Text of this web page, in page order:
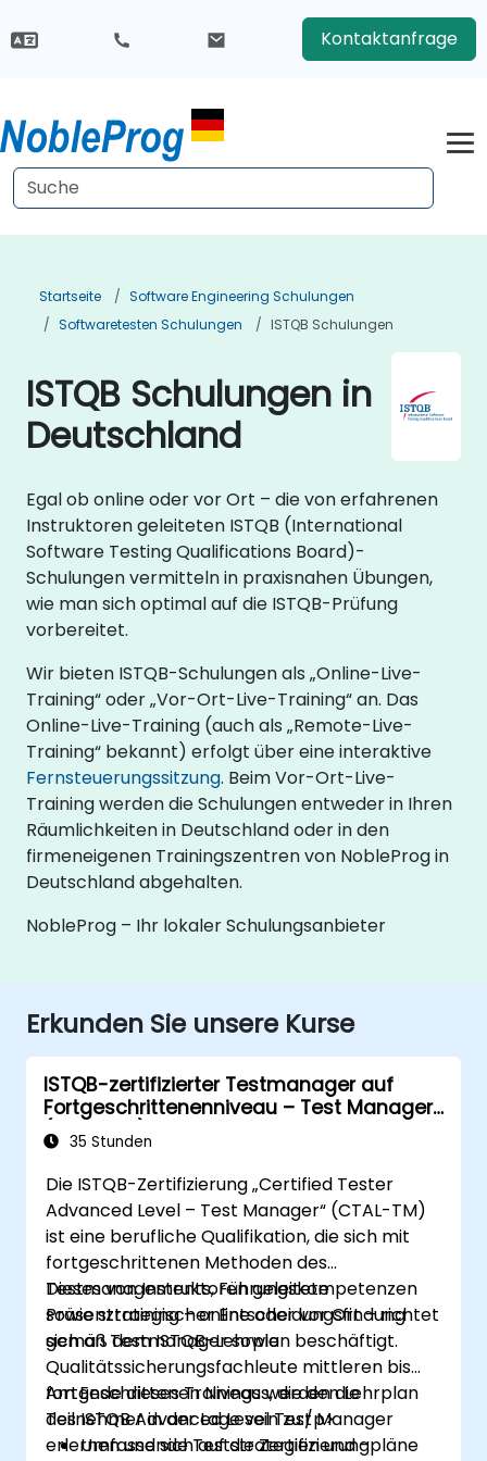
Kontaktanfrage
Startseite
Software Engineering Schulungen
Softwaretesten Schulungen
ISTQB Schulungen
ISTQB Schulungen in
Deutschland
Egal ob online oder vor Ort – die von erfahrenen
Instruktoren geleiteten ISTQB (International
Software Testing Qualifications Board)-
Schulungen vermitteln in praxisnahen Übungen,
wie man sich optimal auf die ISTQB-Prüfung
vorbereitet.
Wir bieten ISTQB-Schulungen als „Online-Live-
Training“ oder „Vor-Ort-Live-Training“ an. Das
Online-Live-Training (auch als „Remote-Live-
Training“ bekannt) erfolgt über eine interaktive
Fernsteuerungssitzung. Beim Vor-Ort-Live-
Training werden die Schulungen entweder in Ihren
Räumlichkeiten in Deutschland oder in den
firmeneigenen Trainingszentren von NobleProg in
Deutschland abgehalten.
NobleProg – Ihr lokaler Schulungsanbieter
Erkunden Sie unsere Kurse
ISTQB-zertifizierter Testmanager auf
Fortgeschrittenenniveau – Test Manager
(CTAL-TM)
35 Stunden
Die ISTQB-Zertifizierung „Certified Tester
Advanced Level – Test Manager“ (CTAL-TM)
ist eine berufliche Qualifikation, die sich mit
fortgeschrittenen Methoden des
Testmanagements, Führungskompetenzen
sowie strategischer Entscheidungsfindung
gemäß dem ISTQB-Lehrplan beschäftigt.
Dieses von Instruktoren geleitete
Präsenztraining – online oder vor Ort – richtet
sich an Testmanager sowie
Qualitätssicherungsfachleute mittleren bis
fortgeschrittenen Niveaus, die den Lehrplan
des ISTQB Advanced Level Test Manager
erlernen und sich auf die Zertifizierung
Am Ende dieses Trainings werden die
Teilnehmer in der Lage sein zu:/p>
Umfassende Teststrategien und -pläne